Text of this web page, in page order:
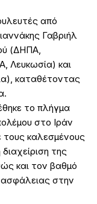
από
Γαβριήλ
(ΔΗΠΑ,
Λευκωσία) και
καταθέτοντας
το πλήγμα
στο Ιράν
τους καλεσμένους
της
και τον βαθμό
στην